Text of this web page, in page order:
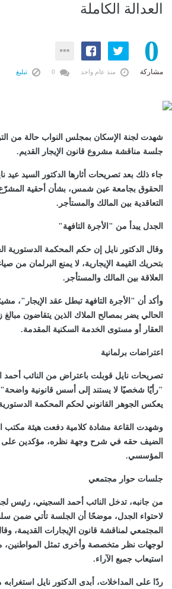
العدالة الكاملة
0
مشاركة منذ عام واحد تبليغ
شهدت لجنة الإسكان بمجلس النواب حالة من
جلسة مناقشة مشروع قانون الإيجار القديم.
جاء ذلك بعد تصريحات أثارها الدكتور السيد عيد
الحقوق بجامعة عين شمس، بشأن أحقية المشرّع
التعاقدية بين المالك والمستأجر.
الجدل يبدأ من "الأجرة التافهة"
وقال الدكتور نايل إن حكم المحكمة الدستورية
بتحريك القيمة الإيجارية، لا يمنع البرلمان من
العلاقة بين المالك والمستأجر.
وأكد أن "الأجرة التافهة تبطل عقد الإيجار"،
الحالي يضر بمصالح الملاك الذين يتقاضون
العقار أو مستوى الخدمة السكنية المقدمة.
اعتراضات برلمانية
تصريحات نايل قوبلت باعتراض من النائب أحمد
"رأيًا شخصيًا لا يستند إلى أسس قانونية
يعكس الجوهر القانوني لحكم المحكمة الدستورية
وشهدت القاعة مشادة كلامية دفعت هيئة مكتب
الضيف حقه في شرح وجهة نظره، مؤكدين على
المؤسسي.
جلسات حوار مجتمعي
من جانبه، تدخل النائب أحمد السجيني، رئيس
لاحتواء الجدل، موضحًا أن الجلسة تأتي ضمن
المجتمعي لمناقشة قانون الإيجارات القديمة،
لوجهات نظر متخصصة وأخرى تمثل المواطنين،
استيعاب جميع الآراء.
ردًا على المداخلات، أبدى الدكتور نايل